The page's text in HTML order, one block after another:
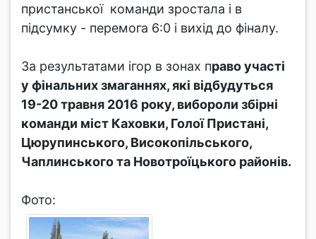
пристанської команди зростала і в
підсумку - перемога 6:0 і вихід до фіналу.
За результатами ігор в зонах право участі
у фінальних змаганнях, які відбудуться
19-20 травня 2016 року, вибороли збірні
команди міст Каховки, Голої Пристані,
Цюрупинського, Високопільського,
Чаплинського та Новотроїцького районів.
Фото: